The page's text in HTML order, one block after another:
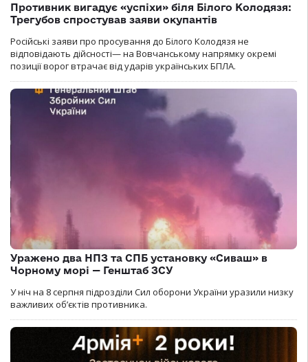
Противник вигадує «успіхи» біля Білого Колодязя:
Трегубов спростував заяви окупантів
Російські заяви про просування до Білого Колодязя не
відповідають дійсності— на Вовчанському напрямку окремі
позиції ворог втрачає від ударів українських БПЛА.
Уражено два НПЗ та СПБ установку «Сиваш» в
Чорному морі — Генштаб ЗСУ
У ніч на 8 серпня підрозділи Сил оборони України уразили низку
важливих об’єктів противника.